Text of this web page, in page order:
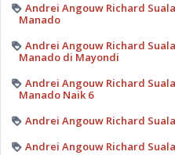
Andrei Angouw Richard
Manado
Andrei Angouw Richard
Manado di Mayondi
Andrei Angouw Richard
Manado Naik 6
Andrei Angouw Richard
Andrei Angouw Richard